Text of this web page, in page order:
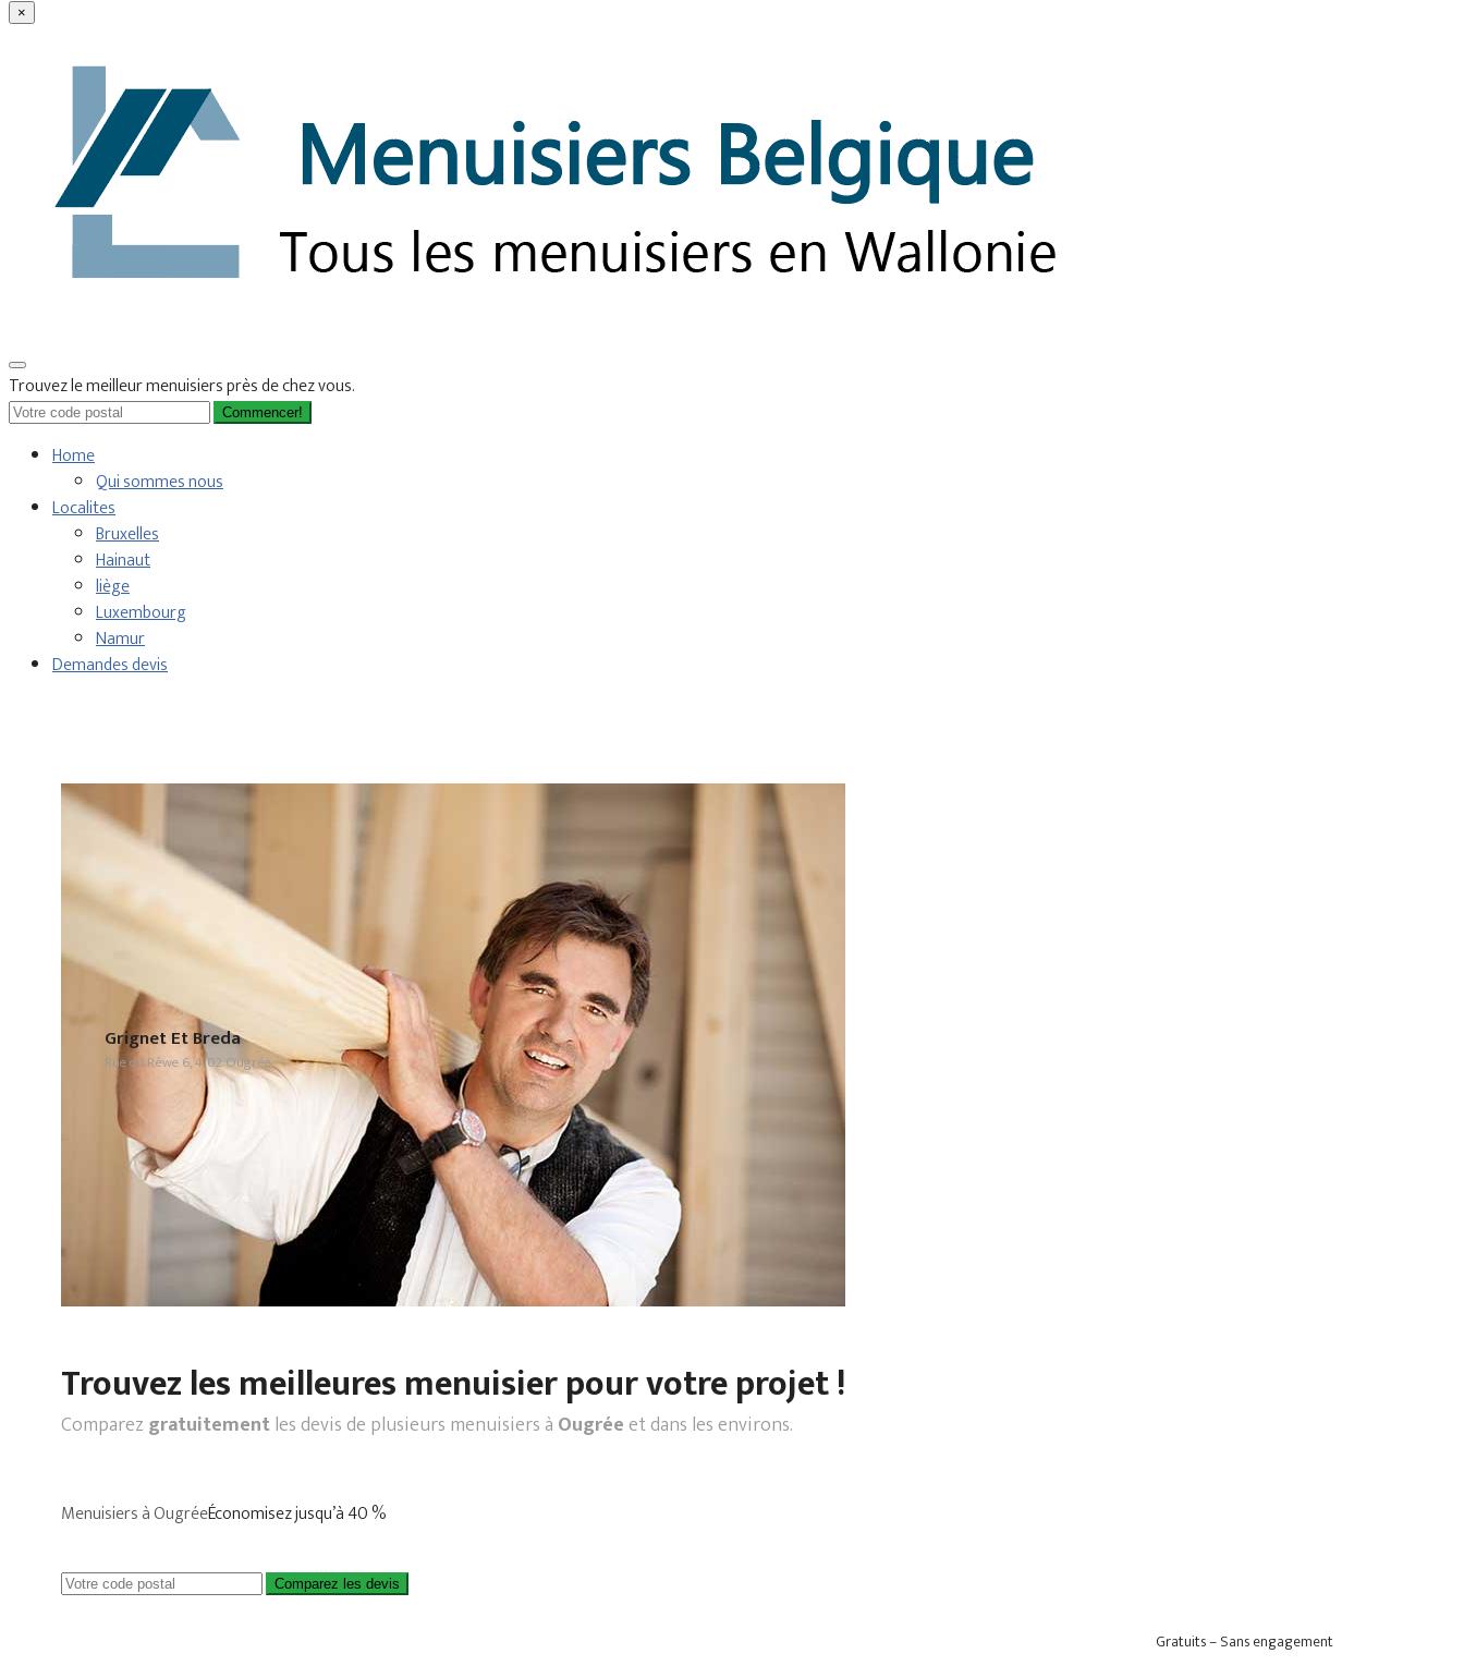
×
Trouvez le meilleur menuisiers près de chez vous.
Commencer!
Home
Qui sommes nous
Localites
Bruxelles
Hainaut
liège
Luxembourg
Namur
Demandes devis
Grignet Et Breda
Rue du Rèwe 6, 4102 Ougrée
Trouvez les meilleures menuisier pour votre projet !
Comparez gratuitementles devis de plusieurs menuisiers à Ougréeet dans les environs.
Menuisiers à OugréeÉconomisez jusqu’à 40 %
Comparez les devis
Gratuits – Sans engagement